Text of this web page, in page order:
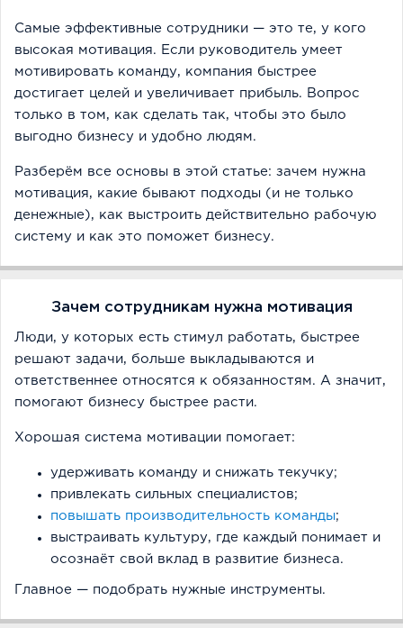
Самые эффективные сотрудники — это те, у кого
высокая мотивация. Если руководитель умеет
мотивировать команду, компания быстрее
достигает целей и увеличивает прибыль. Вопрос
только в том, как сделать так, чтобы это было
выгодно бизнесу и удобно людям.
Разберём все основы в этой статье: зачем нужна
мотивация, какие бывают подходы (и не только
денежные), как выстроить действительно рабочую
систему и как это поможет бизнесу.
Зачем сотрудникам нужна мотивация
Люди, у которых есть стимул работать, быстрее
решают задачи, больше выкладываются и
ответственнее относятся к обязанностям. А значит,
помогают бизнесу быстрее расти.
Хорошая система мотивации помогает:
удерживать команду и снижать текучку;
привлекать сильных специалистов;
повышать производительность команды;
выстраивать культуру, где каждый понимает и
осознаёт свой вклад в развитие бизнеса.
Главное — подобрать нужные инструменты.